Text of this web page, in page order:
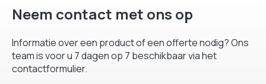
Neem contact met ons op
Informatie over een product of een offerte nodig? Ons
team is voor u 7 dagen op 7 beschikbaar via het
contactformulier.